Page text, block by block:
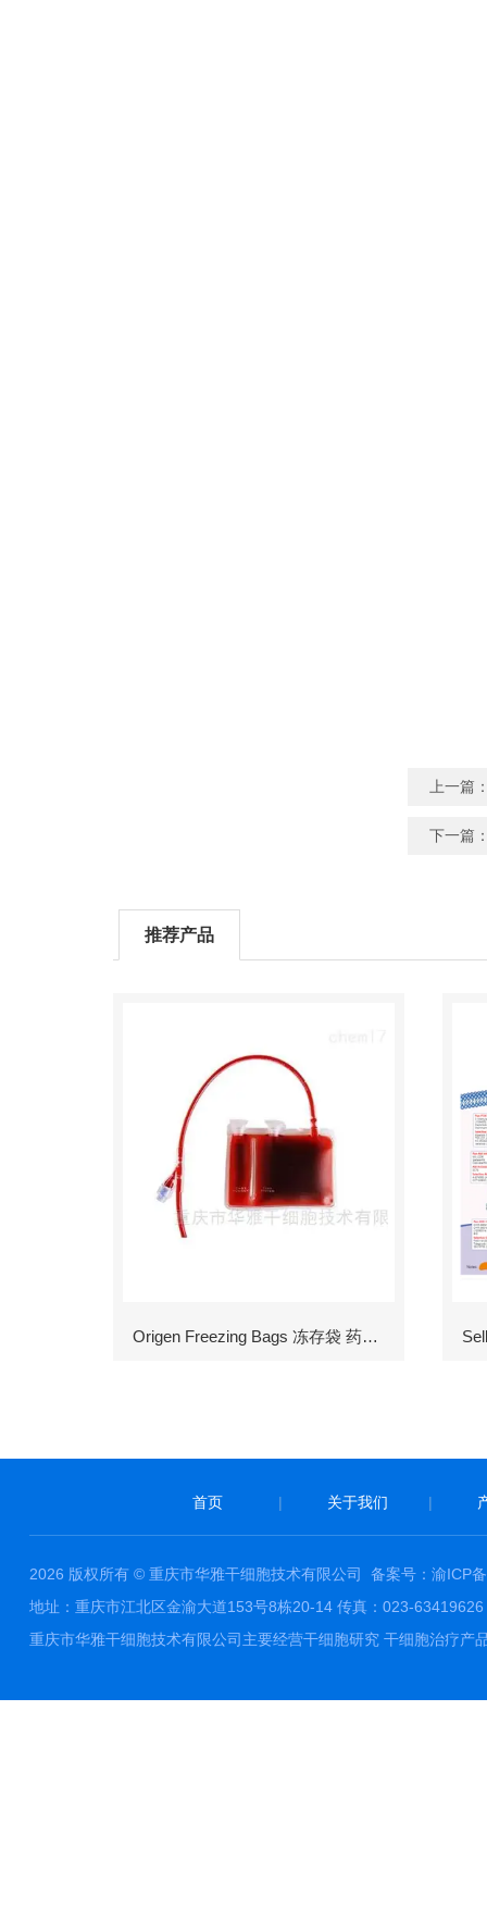
上一篇
下一篇
推荐产品
Origen Freezing Bags 冻存袋 药包材
首页 | 关于我们 |
2026 版权所有 © 重庆市华雅干细胞技术有限公司 备案号：渝ICP
地址：重庆市江北区金渝大道153号8栋20-14 传真：023-
重庆市华雅干细胞技术有限公司主要经营干细胞研究 干细胞治疗产